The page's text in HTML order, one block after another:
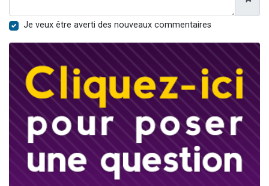
Je veux être averti des nouveaux commentaires